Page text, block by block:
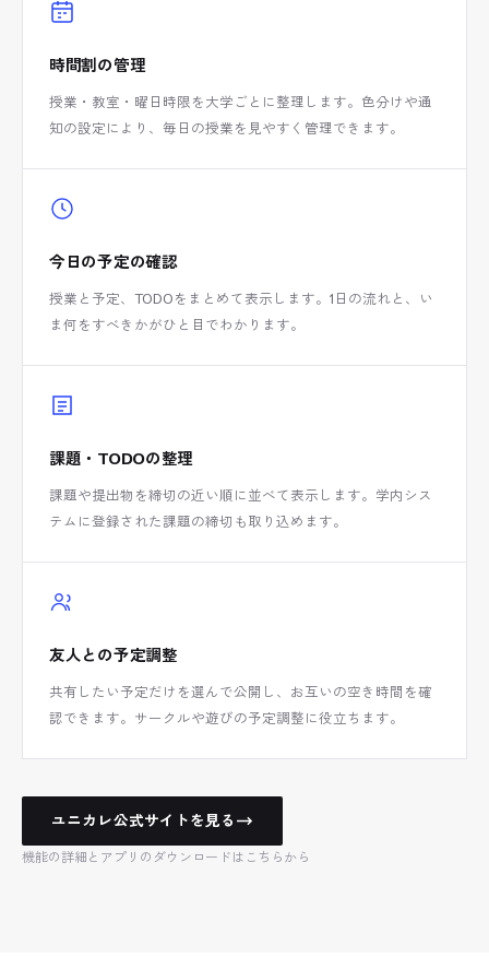
時間割の管理
授業・教室・曜日時限を大学ごとに整理します。色分けや通
知の設定により、毎日の授業を見やすく管理できます。
今日の予定の確認
授業と予定、TODOをまとめて表示します。1日の流れと、い
ま何をすべきかがひと目でわかります。
課題・TODOの整理
課題や提出物を締切の近い順に並べて表示します。学内シス
テムに登録された課題の締切も取り込めます。
友人との予定調整
共有したい予定だけを選んで公開し、お互いの空き時間を確
認できます。サークルや遊びの予定調整に役立ちます。
ユニカレ公式サイトを見る
機能の詳細とアプリのダウンロードはこちらから